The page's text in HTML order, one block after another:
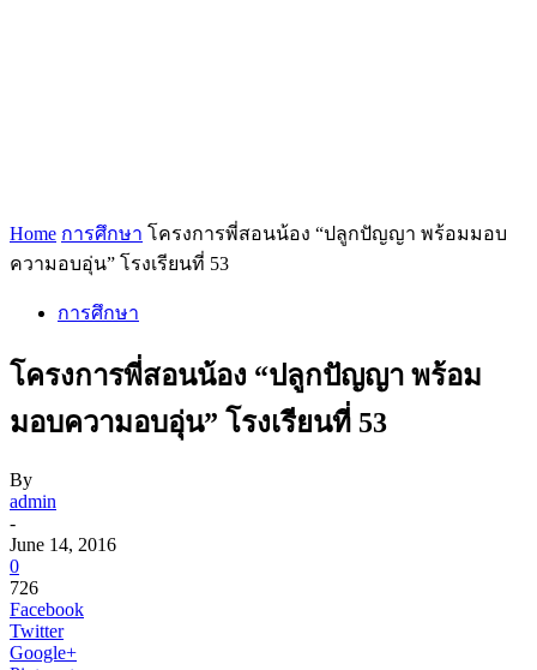
Home การศึกษา โครงการพี่สอนน้อง “ปลูกปัญญา พร้อมมอบ
ความอบอุ่น” โรงเรียนที่ 53
การศึกษา
โครงการพี่สอนน้อง “ปลูกปัญญา พร้อม
มอบความอบอุ่น” โรงเรียนที่ 53
By
admin
-
June 14, 2016
0
726
Facebook
Twitter
Google+